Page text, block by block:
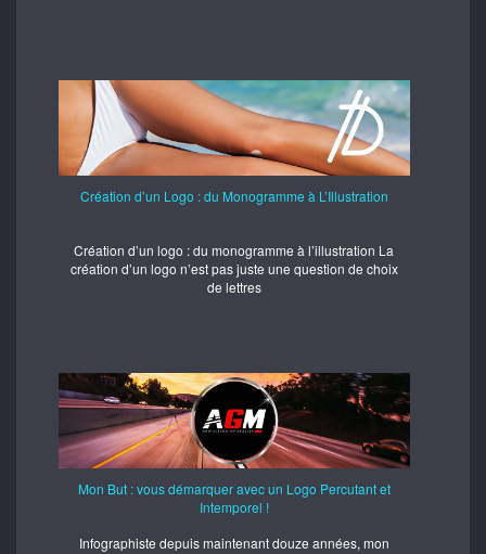
Création d’un Logo : du Monogramme à L’Illustration
Création d’un logo : du monogramme à l’illustration La
création d’un logo n’est pas juste une question de choix
de lettres
Mon But : vous démarquer avec un Logo Percutant et
Intemporel !
Infographiste depuis maintenant douze années, mon